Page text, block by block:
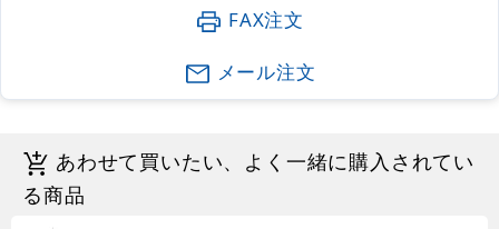
FAX注文
メール注文
あわせて買いたい、よく一緒に購入されてい
る商品